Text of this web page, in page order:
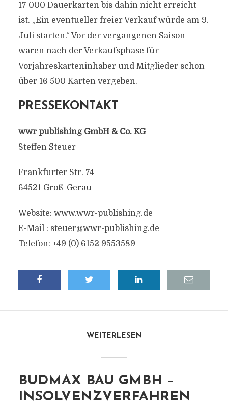
17 000 Dauerkarten bis dahin nicht erreicht
ist. „Ein eventueller freier Verkauf würde am 9.
Juli starten.“ Vor der vergangenen Saison
waren nach der Verkaufsphase für
Vorjahreskarteninhaber und Mitglieder schon
über 16 500 Karten vergeben.
PRESSEKONTAKT
wwr publishing GmbH & Co. KG
Steffen Steuer
Frankfurter Str. 74
64521 Groß-Gerau
Website: www.wwr-publishing.de
E-Mail : steuer@wwr-publishing.de
Telefon: +49 (0) 6152 9553589
WEITERLESEN
BUDMAX BAU GMBH –
INSOLVENZVERFAHREN